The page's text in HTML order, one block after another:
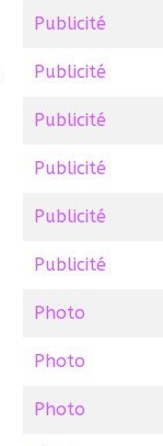
Publicité
Publicité
Publicité
Publicité
Publicité
Publicité
Photo
Photo
Photo